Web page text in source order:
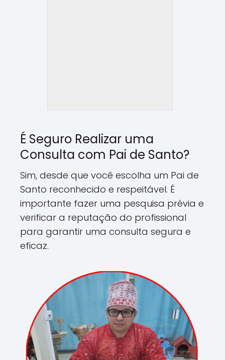
É Seguro Realizar uma
Consulta com Pai de Santo?
Sim, desde que você escolha um Pai de
Santo reconhecido e respeitável. É
importante fazer uma pesquisa prévia e
verificar a reputação do profissional
para garantir uma consulta segura e
eficaz.